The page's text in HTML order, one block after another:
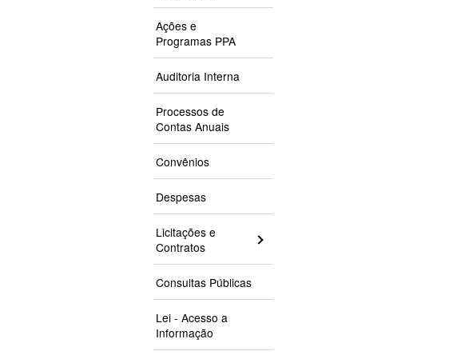
Ações e
Programas PPA
Auditoria Interna
Processos de
Contas Anuais
Convênios
Despesas
Licitações e
Contratos
Consultas Públicas
Lei - Acesso a
Informação